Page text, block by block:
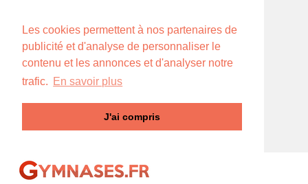
Les cookies permettent à nos partenaires de
publicité et d'analyse de personnaliser le
contenu et les annonces et d'analyser notre
trafic. En savoir plus
J'ai compris